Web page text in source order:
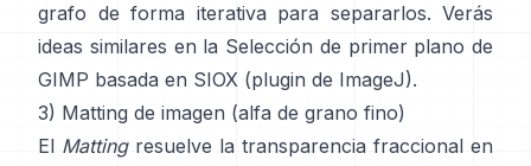
grafo de forma iterativa para separarlos. Verás
ideas similares en la Selección de primer plano de
GIMP basada en SIOX (plugin de ImageJ).
3) Matting de imagen (alfa de grano fino)
El Mattingresuelve la transparencia fraccional en